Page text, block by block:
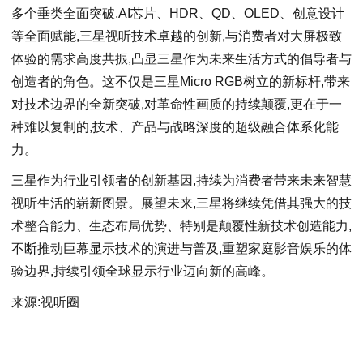
多个垂类全面突破,AI芯片、HDR、QD、OLED、创意设计
等全面赋能,三星视听技术卓越的创新,与消费者对大屏极致
体验的需求高度共振,凸显三星作为未来生活方式的倡导者与
创造者的角色。这不仅是三星Micro RGB树立的新标杆,带来
对技术边界的全新突破,对革命性画质的持续颠覆,更在于一
种难以复制的,技术、产品与战略深度的超级融合体系化能
力。
三星作为行业引领者的创新基因,持续为消费者带来未来智慧
视听生活的崭新图景。展望未来,三星将继续凭借其强大的技
术整合能力、生态布局优势、特别是颠覆性新技术创造能力,
不断推动巨幕显示技术的演进与普及,重塑家庭影音娱乐的体
验边界,持续引领全球显示行业迈向新的高峰。
来源:视听圈